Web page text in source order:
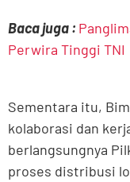
Baca juga :
Perwira Tinggi TNI
Sementara itu,
kolaborasi dan
berlangsungnya
proses distribusi